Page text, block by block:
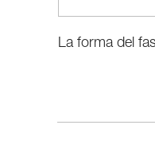
La forma del